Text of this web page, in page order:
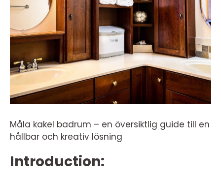
Måla kakel badrum – en översiktlig guide till en
hållbar och kreativ lösning
Introduction: